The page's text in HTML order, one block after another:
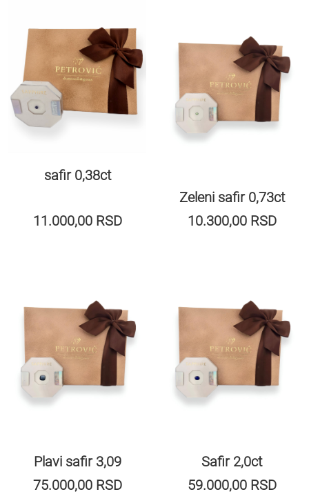
safir 0,38ct
11.000,00 RSD
Zeleni safir 0,73ct
10.300,00 RSD
Plavi safir 3,09
75.000,00 RSD
Safir 2,0ct
59.000,00 RSD